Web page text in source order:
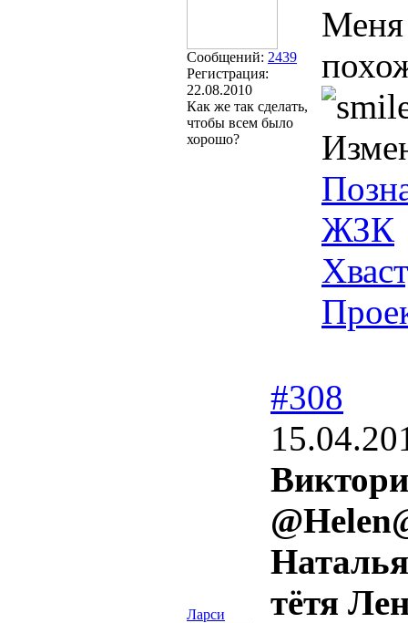
Сообщений: 2439
Регистрация:
22.08.2010
Как же так сделать,
чтобы всем было
хорошо?
Меня
ЖЗК
Ларси
#308
тётя